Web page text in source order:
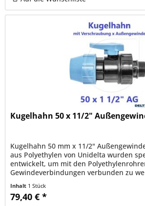
Kugelhahn 50 x 11/2"
Kugelhahn 50 mm x 11/2"
aus Polyethylen von Unidelta wurden
entwickelt, um mit den
Gewindeverbindungen verbunden zu
Inhalt 1 Stück
79,40 € *